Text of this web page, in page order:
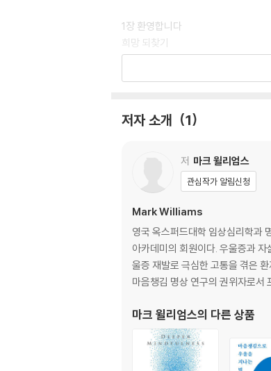
1장 환영합니다
희망 되찾기
마음챙김에 근거한 인지 치료
불행한 느낌 자체는 아무 문제가 없다
문제에서 벗어나려고 사용한 방법 때
우리는 왜 이길 수 없는 싸움에서 헤
- 마음의 행위양식
행위양식이 그렇게나 유용하다면,
3장 행위양식, 존재양식 그리고 마음
존재양식과 행위양식
1. ‘자동조종적인’ 삶 vs 의식적으로
2. 사고를 통한 경험 vs 직접적으로 지
3. 과거를 곱씹으며 미래에 살기 vs
저자 소개 1
저 마크 윌리엄스
관심작가 알림신청
Mark Williams
영국 옥스퍼드대학 임상심리학과
아카데미의 회원이다. 우울증과
울증 재발로 극심한 고통을 겪은
마음챙김 명상 연구의 권위자로서
마크 윌리엄스의 다른 상품